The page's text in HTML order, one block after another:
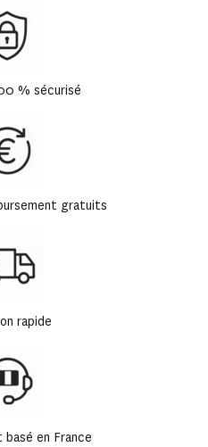
% sécurisé
gratuits
rapide
en France